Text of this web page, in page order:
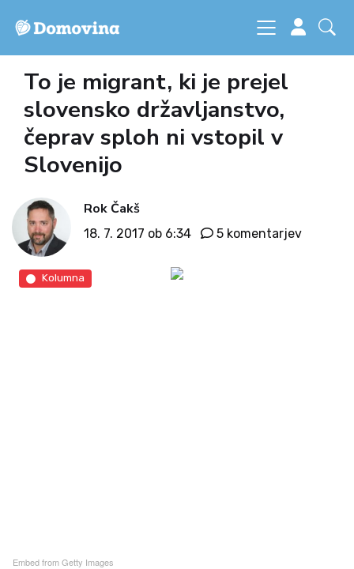
To je migrant, ki je prejel
slovensko državljanstvo,
čeprav sploh ni vstopil v
Slovenijo
Rok Čakš
18. 7. 2017 ob 6:34 5 komentarjev
Kolumna
Embed from Getty Images